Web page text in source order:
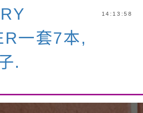
一套7本,
.
14:13:58